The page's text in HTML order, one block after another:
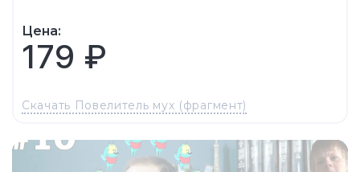
Цена:
179 ₽
Скачать Повелитель мух (фрагмент)